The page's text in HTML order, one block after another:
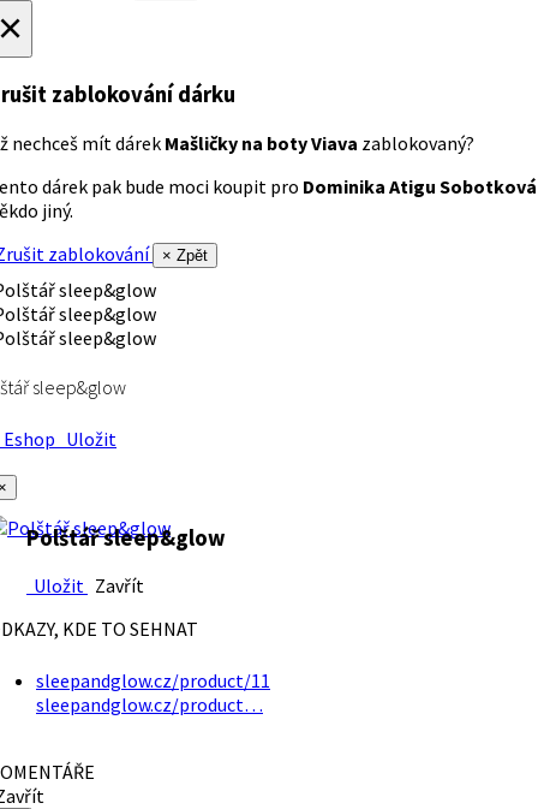
zablokování dárku
nechceš mít dárek Mašličky na boty Viava zablokovaný?
dárek pak bude moci koupit pro Dominika Atigu Sobotková
jiný.
zablokování
× Zpět
sleep&glow
Uložit
Polštář sleep&glow
Uložit Zavřít
KDE TO SEHNAT
sleepandglow.cz/product/11
sleepandglow.cz/product…